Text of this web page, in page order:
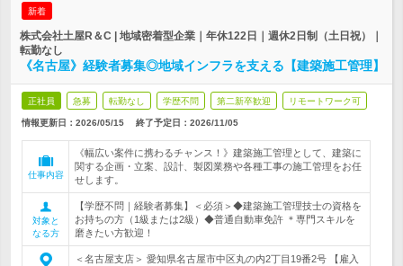
新着
株式会社土屋R＆C | 地域密着型企業｜年休122日｜週休2日制（土日祝）｜
転勤なし
《名古屋》経験者募集◎地域インフラを支える【建築施工管理】
正社員 急募 転勤なし 学歴不問 第二新卒歓迎 リモートワーク可
情報更新日：2026/05/15 終了予定日： 2026/11/05
仕事内容
《幅広い案件に携わるチャンス！》建築施工管理として、建築に
関する企画・立案、設計、製図業務や各種工事の施工管理をお任
せします。
対象と
なる方
【学歴不問｜経験者募集】＜必須＞◆建築施工管理技士の資格を
お持ちの方（1級または2級）◆普通自動車免許 ＊専門スキルを
磨きたい方歓迎！
＜名古屋支店＞ 愛知県名古屋市中区丸の内2丁目19番2号 【雇入